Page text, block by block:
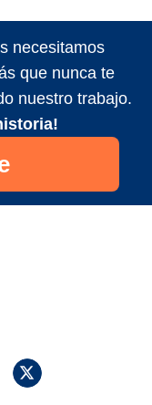
necesitamos
que nunca te
nuestro trabajo.